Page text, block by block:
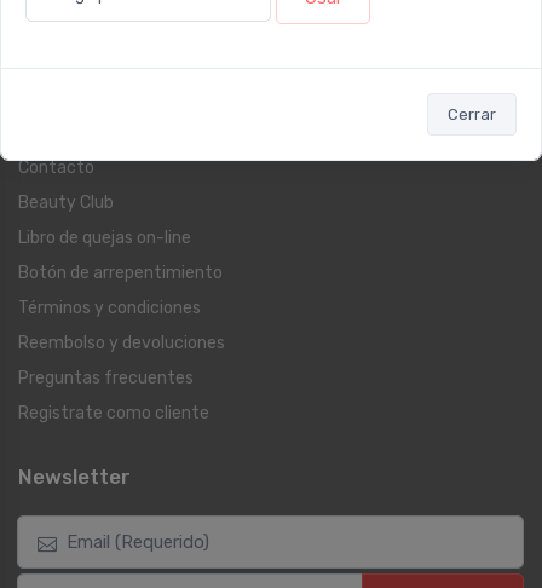
Cerrar
Farmacia
Contacto
Beauty Club
Libro de quejas on-line
Botón de arrepentimiento
Términos y condiciones
Reembolso y devoluciones
Preguntas frecuentes
Registrate como cliente
Newsletter